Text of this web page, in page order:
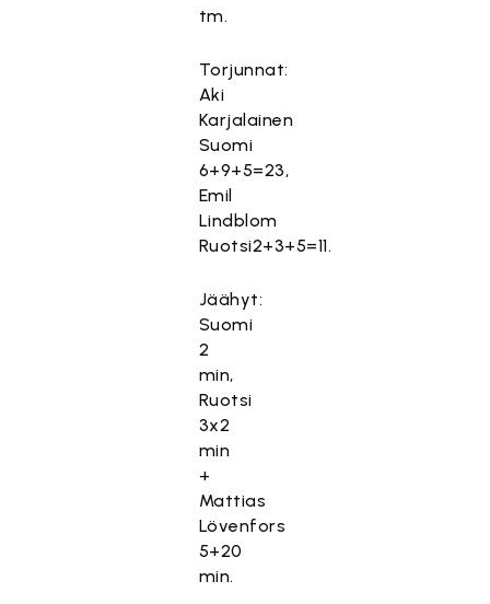
tm.
Torjunnat:
Aki
Karjalainen
Suomi
6+9+5=23,
Emil
Lindblom
Ruotsi2+3+5=11.
Jäähyt:
Suomi
2
min,
Ruotsi
3x2
min
+
Mattias
Lövenfors
5+20
min.
T
m
ä
s
ä
l